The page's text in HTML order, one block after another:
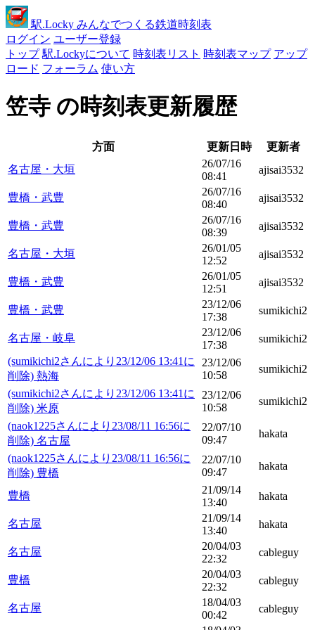
駅.Locky みんなでつくる鉄道時刻表
ログイン ユーザー登録
トップ 駅.Lockyについて 時刻表リスト 時刻表マップ アップ
ロード フォーラム 使い方
笠寺 の時刻表更新履歴
方面 更新日時
更新者
名古屋・大垣
26/07/16
08:41
ajisai3532
豊橋・武豊
26/07/16
08:40
ajisai3532
豊橋・武豊
26/07/16
08:39
ajisai3532
名古屋・大垣
26/01/05
12:52
ajisai3532
豊橋・武豊
26/01/05
12:51
ajisai3532
豊橋・武豊
23/12/06
17:38
sumikichi2
名古屋・岐阜
23/12/06
17:38
sumikichi2
(sumikichi2さんにより23/12/06 13:41に
削除) 熱海
23/12/06
10:58
sumikichi2
(sumikichi2さんにより23/12/06 13:41に
削除) 米原
23/12/06
10:58
sumikichi2
(naok1225さんにより23/08/11 16:56に
削除) 名古屋
22/07/10
09:47
hakata
(naok1225さんにより23/08/11 16:56に
削除) 豊橋
22/07/10
09:47
hakata
豊橋
21/09/14
13:40
hakata
名古屋
21/09/14
13:40
hakata
名古屋
20/04/03
22:32
cableguy
豊橋
20/04/03
22:32
cableguy
名古屋
18/04/03
00:42
cableguy